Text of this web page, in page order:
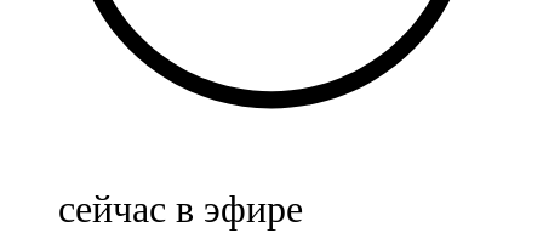
107,5 FM
Биләр
Болгар
сейчас в эфире